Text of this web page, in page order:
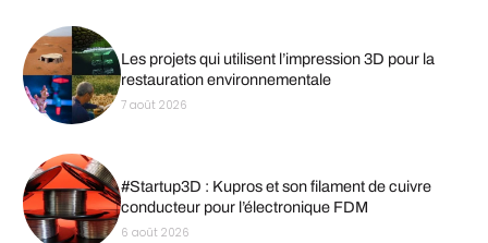
Les projets qui utilisent l’impression 3D pour la
restauration environnementale
7 août 2026
#Startup3D : Kupros et son filament de cuivre
conducteur pour l’électronique FDM
6 août 2026